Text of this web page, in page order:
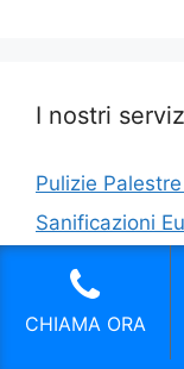
I nostri
Pulizie
Sanificazioni
Impresa di
Impresa di
Roma
CHIAMA ORA